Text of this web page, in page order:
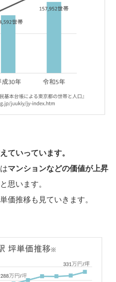
ていっています。
マンションなどの価値が上昇
思います。
価推移も見ていきます。